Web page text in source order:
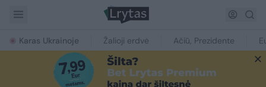
Karas Ukrainoje Žalioji erdvė Ačiū, Prezidente